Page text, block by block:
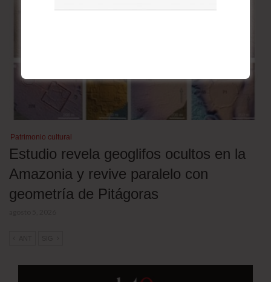
Patrimonio cultural
Estudio revela geoglifos ocultos en la
Amazonia y revive paralelo con
geometría de Pitágoras